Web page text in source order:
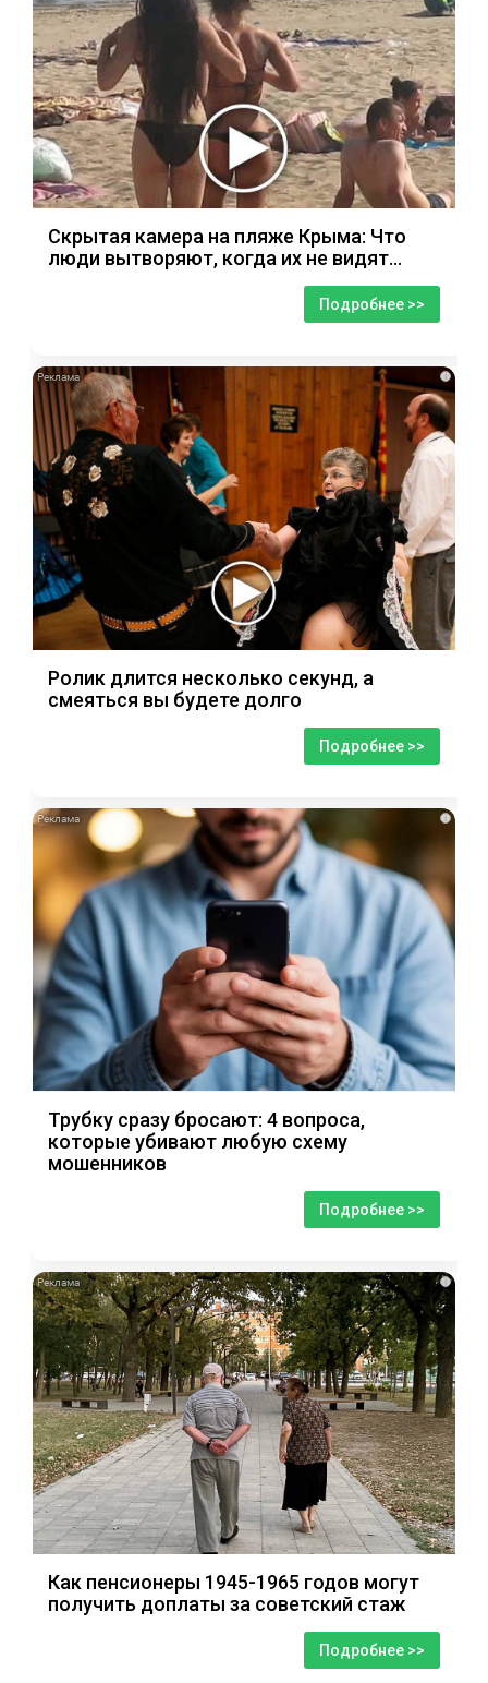
Скрытая камера на пляже Крыма: Что
люди вытворяют, когда их не видят...
Подробнее >>
i
Ролик длится несколько секунд, а
смеяться вы будете долго
Подробнее >>
i
Трубку сразу бросают: 4 вопроса,
которые убивают любую схему
мошенников
Подробнее >>
i
Как пенсионеры 1945-1965 годов могут
получить доплаты за советский стаж
Подробнее >>